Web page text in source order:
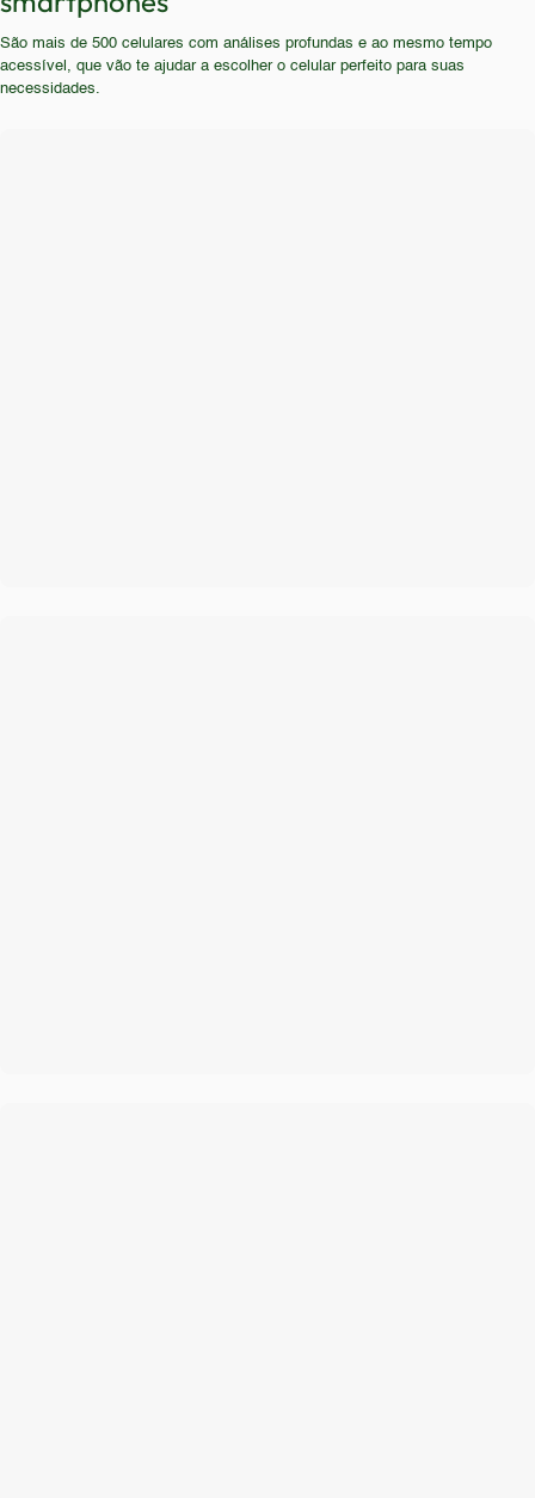
autonomia e capacidade de armazenamento em
detrimento de recursos de câmera avançados ou
design ultrafino.
considerar outras opções. Pessoas que necessitam
de um smartphone com design compacto e leve, ou
que necessitam de um celular à prova d'água,
São mais de 500 celulares com análises profundas e ao mesmo tempo
acessível, que vão te ajudar a escolher o celular perfeito para suas
necessidades.